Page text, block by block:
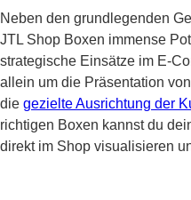
Neben den grundlegenden
JTL Shop Boxen immense
strategische Einsätze im E-
allein um die Präsentation
die gezielte Ausrichtung der
richtigen Boxen kannst du
direkt im Shop visualisieren